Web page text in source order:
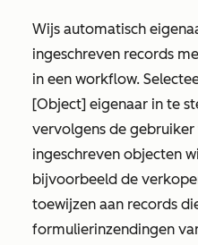
Wijs automatisch
ingeschreven records
in een workflow.
[Object] eigenaar in te
vervolgens de gebruiker
ingeschreven objecten
bijvoorbeeld de
toewijzen aan records
formulierinzendingen